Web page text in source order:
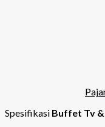
Spesifikasi Buffet Tv